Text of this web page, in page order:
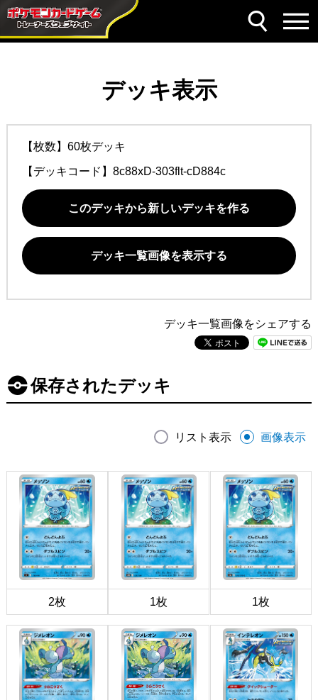
デッキ表示
【枚数】60枚デッキ
【デッキコード】 8c88xD-303flt-cD884c
このデッキから新しいデッキを作る
デッキ一覧画像を表示する
デッキ一覧画像をシェアする
保存されたデッキ
リスト表示 画像表示
2枚 1枚 1枚